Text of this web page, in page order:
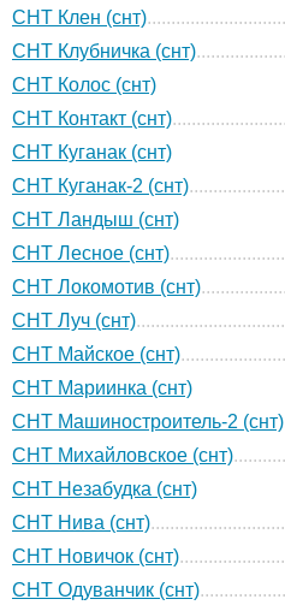
СНТ Клен (снт)
СНТ Клубничка (снт)
СНТ Колос (снт)
СНТ Контакт (снт)
СНТ Куганак (снт)
СНТ Куганак-2 (снт)
СНТ Ландыш (снт)
СНТ Лесное (снт)
СНТ Локомотив (снт)
СНТ Луч (снт)
СНТ Майское (снт)
СНТ Мариинка (снт)
СНТ Машиностроитель-2 (снт)
СНТ Михайловское (снт)
СНТ Незабудка (снт)
СНТ Нива (снт)
СНТ Новичок (снт)
СНТ Одуванчик (снт)